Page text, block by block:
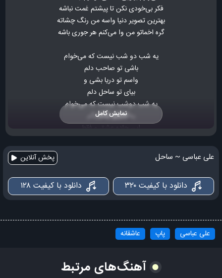
ﻓﻜﺮ بی‌خودی ﻧﻜﻦ ﺗﺎ ﭘﻴﺸﺘﻢ ﻏﻤﺖ ﻧﺒﺎﺷﻪ
ﺑﻬﺘﺮﻳﻦ ﺗﺼﻮﻳﺮ دﻧﻴﺎ واﺳﻪ ﻣﻦ رﻧﮓ ﭼﺸﺎﺗﻪ
ﮔﺮه اﺧﻤﺎﺗﻮ ﻣﻦ وا می‌کنم ﻫﺮ ﺟﻮری ﺑﺎﺷﻪ
ﻳﻪ ﺷﺐ دو ﺷﺐ ﻧﻴﺴﺖ ﻛﻪ می‌خوام
ﺑﺎﺷﻰ ﺗﻮ ﺻﺎﺣﺐ دﻟﻢ
واﺳﻢ ﺗﻮ درﻳﺎ ﺑﺸﻰ و
ﺑﻴﺎی ﺗﻮ ﺳﺎﺣﻞ دﻟﻢ
ﻳﻪ ﺷﺐ دوﺷﺐ ﻧﻴﺴﺖ ﻛﻪ می‌خوام
ﻳﻪ ﭼﻴﺰﻳﻮ ﺑﻬﺖ ﺑﮕﻢ
دﻟﻢ می‌خواد ﺑﺎ ﺗﻮ ﺑﺮم
آرزوم اﻳﻨﻪ ﻛﻪ ﺑﺎ ﺗﻮ ﺑﺮﺳﻢ ﺑﻪ آرزوﻫﺎم
ﻫﻤﺴﻔﺮ ﺑﺸﻴﻢ دوﺗﺎﻳﻰ ﭘﺎﺑﻪ ﭘﺎ ﺗﺎ ﺗﻪ دﻧﻴﺎ
نکنه تنهام بزاری وسط این همه رویا
ﺑﺎﺷﻰ ﺗﻮ ﺻﺎﺣﺐ دﻟﻢ
واﺳﻢ ﺗﻮ درﻳﺎ ﺑﺸﻰ و
ﻳﻪ ﺷﺐ دوﺷﺐ ﻧﻴﺴﺖ ﻛﻪ می‌خوام
ﻳﻪ ﭼﻴﺰﻳﻮ ﺑﻬﺖ ﺑﮕﻢ
نمایش کامل
علی عباسی ~ ساحل پخش آنلاین
دانلود با کیفیت ۳۲۰ دانلود با کیفیت ۱۲۸
علی عباسی پاپ عاشقانه
آهنگ‌های مرتبط